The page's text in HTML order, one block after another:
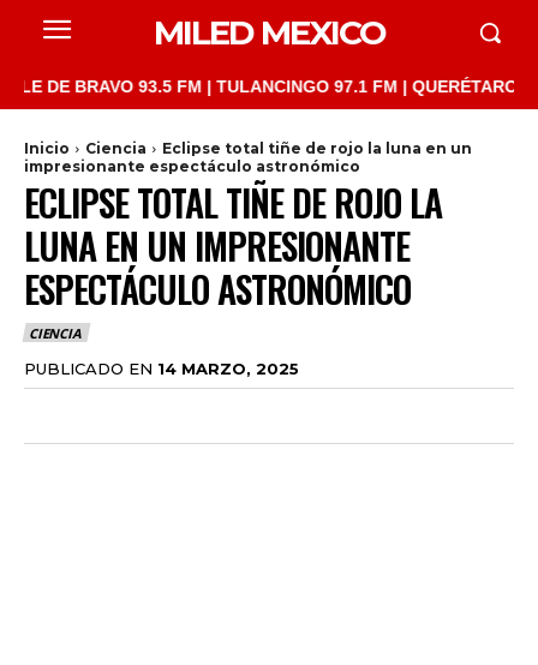
MILED MEXICO
BRAVO 93.5 FM | TULANCINGO 97.1 FM | QUERÉTARO
Inicio Ciencia
Eclipse total tiñe de rojo la luna en un
impresionante espectáculo astronómico
ECLIPSE TOTAL TIÑE DE ROJO LA
LUNA EN UN IMPRESIONANTE
ESPECTÁCULO ASTRONÓMICO
CIENCIA
PUBLICADO EN 14 MARZO, 2025